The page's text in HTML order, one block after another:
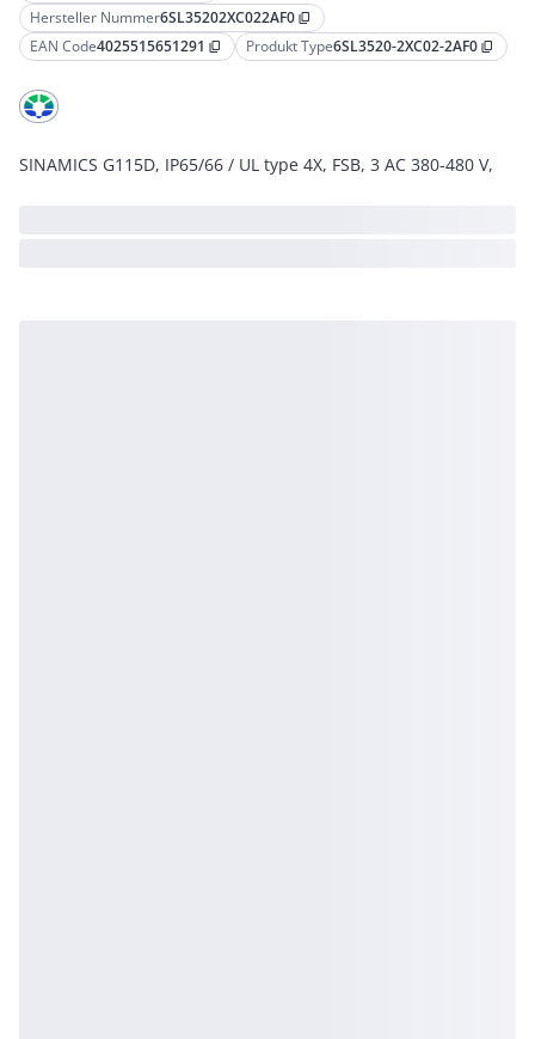
Hersteller Nummer6SL35202XC022AF0 content_copy
EAN Code4025515651291 content_copy Produkt Type6SL3520-2XC02-2AF0 content_copy
SINAMICS G115D, IP65/66 / UL type 4X, FSB, 3 AC 380-480 V,